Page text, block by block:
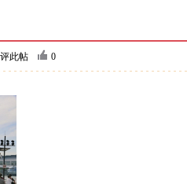
此帖 0